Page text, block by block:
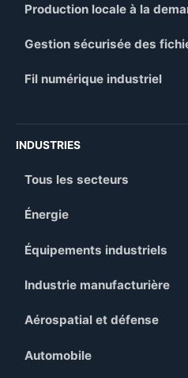
Production locale à la
Gestion sécurisée des
Fil numérique industriel
INDUSTRIES
Tous les secteurs
Énergie
Équipements industriels
Industrie manufacturière
Aérospatial et défense
Automobile